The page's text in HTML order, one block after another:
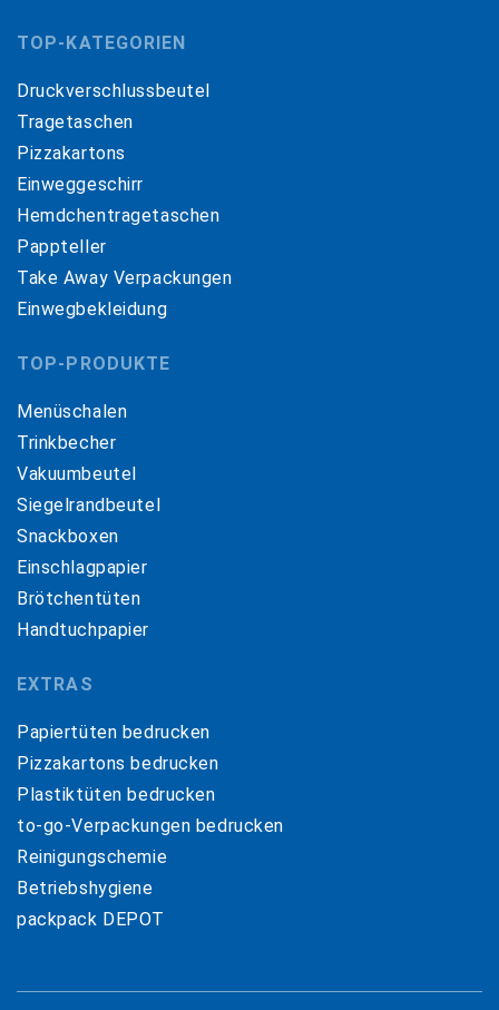
TOP-KATEGORIEN
Druckverschlussbeutel
Tragetaschen
Pizzakartons
Einweggeschirr
Hemdchentragetaschen
Pappteller
Take Away Verpackungen
Einwegbekleidung
TOP-PRODUKTE
Menüschalen
Trinkbecher
Vakuumbeutel
Siegelrandbeutel
Snackboxen
Einschlagpapier
Brötchentüten
Handtuchpapier
EXTRAS
Papiertüten bedrucken
Pizzakartons bedrucken
Plastiktüten bedrucken
to-go-Verpackungen bedrucken
Reinigungschemie
Betriebshygiene
packpack DEPOT